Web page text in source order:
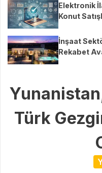
Elektronik
Konut
İnşaat
Rekabet
Türk